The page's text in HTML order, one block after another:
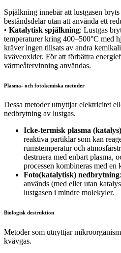
Spjälkning innebär att lustgasen
beståndsdelar utan att använda ett
• Katalytisk spjälkning: Lustgas
temperaturer kring 400–500°C med
kräver ingen tillsats av andra
kväveoxider. För att förbättra
värmeåtervinning användas.
Plasma- och fotokemiska metoder
Dessa metoder utnyttjar elektricitet
nedbrytning av lustgas.
Icke-termisk plasma (katalys)
reaktiva partiklar som kan
rumstemperatur och
destruera med enbart plasma,
processen kombineras med en
Foto(katalytisk) nedbrytning
används (med eller utan
lustgasen i mindre molekyler.
Biologisk destruktion
Metoder som utnyttjar
kvävgas.